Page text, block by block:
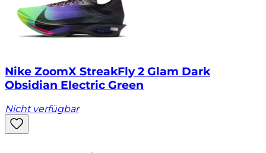
Nike ZoomX StreakFly 2 Glam Dark
Obsidian Electric Green
Nicht verfügbar